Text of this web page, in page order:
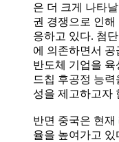
은 더 크게 나타
권 경쟁으로 인해
응하고 있다. 첨
에 의존하면서 공
반도체 기업을 육
드칩 후공정 능
성을 제고하고자
반면 중국은 현
율을 높여가고